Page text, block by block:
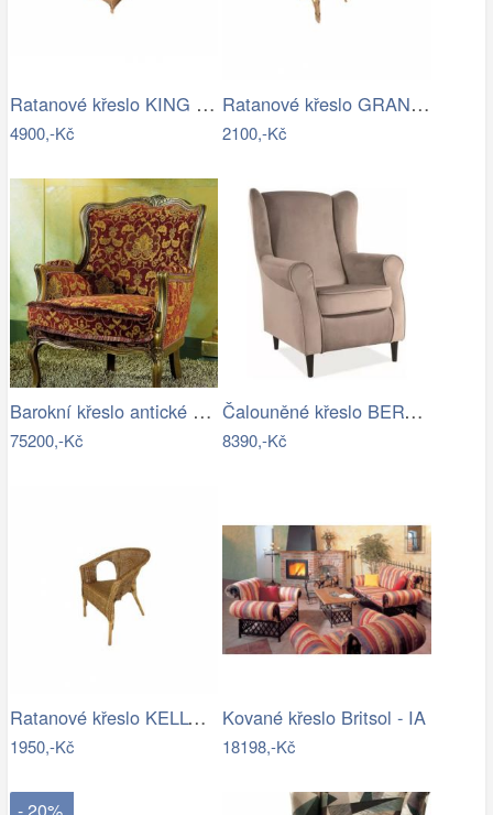
Ratanové křeslo KING ušák - tmavý med
4900,-Kč
Ratanové křeslo GRANADA - tmavý med
2100,-Kč
Barokní křeslo antické ztvárnění laku…
75200,-Kč
Čalouněné křeslo BERY velvet béžová…
8390,-Kč
Ratanové křeslo KELLY - tmavý med
1950,-Kč
Kované křeslo Britsol - IA
18198,-Kč